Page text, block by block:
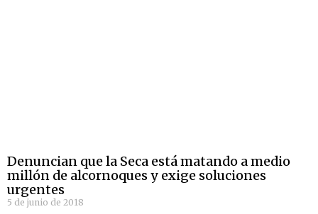
Denuncian que la Seca está matando a medio
millón de alcornoques y exige soluciones
urgentes
5 de junio de 2018